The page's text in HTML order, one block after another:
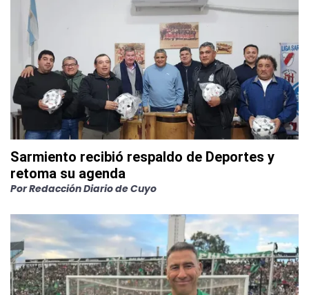
Sarmiento recibió respaldo de Deportes y
retoma su agenda
PorRedacción Diario de Cuyo